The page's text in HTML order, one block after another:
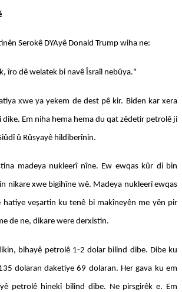
Serokê DYAyê Donald Trump wiha ne:
îro dê welatek bi navê Îsraîl nebûya."
xwe ya yekem de dest pê kir. Biden kar xera
dike. Em niha hema hema du qat zêdetir petrolê ji
û Rûsyayê hildiberînin.
madeya nukleerî nîne. Ew ewqas kûr di bin
nikare xwe bigihîne wê. Madeya nukleerî ewqas
hatiye veşartin ku tenê bi makîneyên me yên pir
de ne, dikare were derxistin.
bihayê petrolê 1-2 dolar bilind dibe. Dibe ku
dolaran daketiye 69 dolaran. Her gava ku em
petrolê hinekî bilind dibe. Ne pirsgirêk e. Em